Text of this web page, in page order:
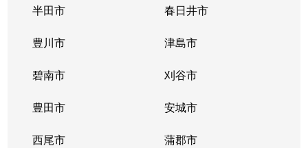
半田市 春日井市
豊川市 津島市
碧南市 刈谷市
豊田市 安城市
西尾市 蒲郡市